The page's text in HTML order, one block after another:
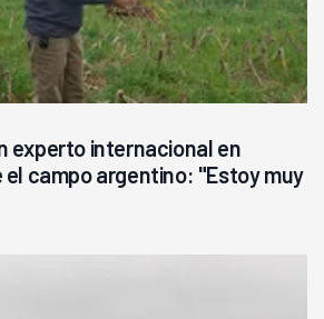
experto internacional en
campo argentino: "Estoy muy